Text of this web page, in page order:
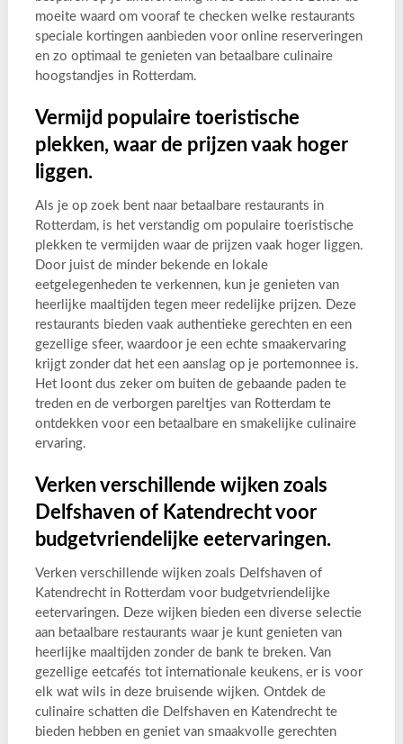
moeite waard om vooraf te checken welke restaurants
speciale kortingen aanbieden voor online reserveringen
en zo optimaal te genieten van betaalbare culinaire
hoogstandjes in Rotterdam.
Vermijd populaire toeristische
plekken, waar de prijzen vaak hoger
liggen.
Als je op zoek bent naar betaalbare restaurants in
Rotterdam, is het verstandig om populaire toeristische
plekken te vermijden waar de prijzen vaak hoger liggen.
Door juist de minder bekende en lokale
eetgelegenheden te verkennen, kun je genieten van
heerlijke maaltijden tegen meer redelijke prijzen. Deze
restaurants bieden vaak authentieke gerechten en een
gezellige sfeer, waardoor je een echte smaakervaring
krijgt zonder dat het een aanslag op je portemonnee is.
Het loont dus zeker om buiten de gebaande paden te
treden en de verborgen pareltjes van Rotterdam te
ontdekken voor een betaalbare en smakelijke culinaire
ervaring.
Verken verschillende wijken zoals
Delfshaven of Katendrecht voor
budgetvriendelijke eetervaringen.
Verken verschillende wijken zoals Delfshaven of
Katendrecht in Rotterdam voor budgetvriendelijke
eetervaringen. Deze wijken bieden een diverse selectie
aan betaalbare restaurants waar je kunt genieten van
heerlijke maaltijden zonder de bank te breken. Van
gezellige eetcafés tot internationale keukens, er is voor
elk wat wils in deze bruisende wijken. Ontdek de
culinaire schatten die Delfshaven en Katendrecht te
bieden hebben en geniet van smaakvolle gerechten